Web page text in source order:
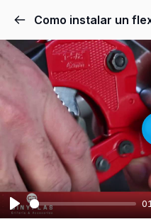
Como instalar un